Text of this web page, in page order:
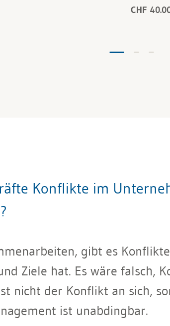
CHF
Konflikte im
gibt es
Ziele hat. Es wäre falsch,
nicht der Konflikt an sich,
ist unabdingbar.